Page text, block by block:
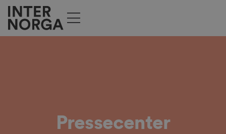
Pressecenter